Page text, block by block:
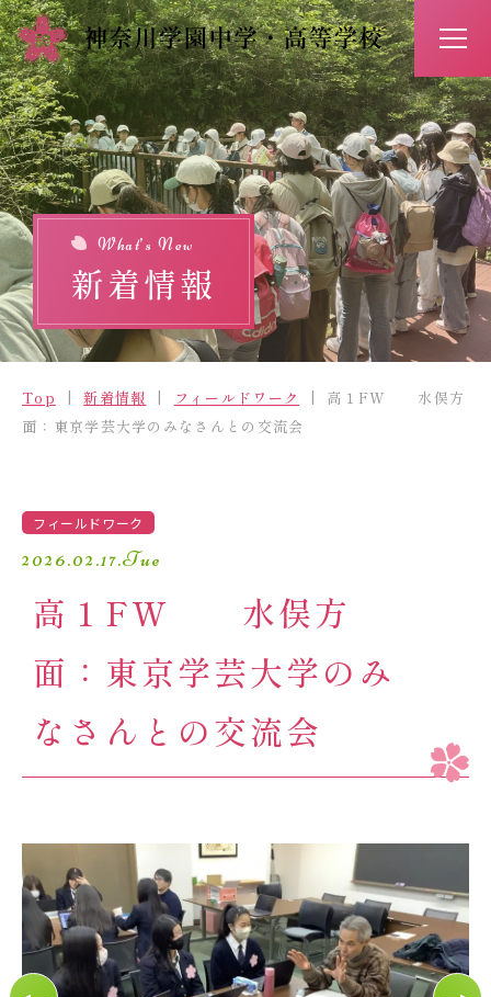
アクセス お問い合わせ
入試情報 イベント予約
Top
新着情報
学校紹介
学園生活
進路・進学
入試情報
受験生の方へ
保護者の方へ アクセスマップ
よくあるご質問 個人情報保護方針
採用情報 精華小学校
What’s New
新着情報
Top 新着情報 フィールドワーク
高１FW 水俣方
面：東京学芸大学のみなさんとの交流会
フィールドワーク
2026.02.17.Tue
高１FW 水俣方
面：東京学芸大学のみ
なさんとの交流会